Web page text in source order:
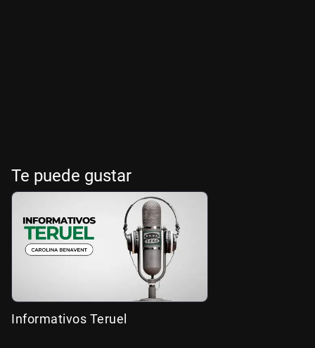
Te puede gustar
Informativos Teruel